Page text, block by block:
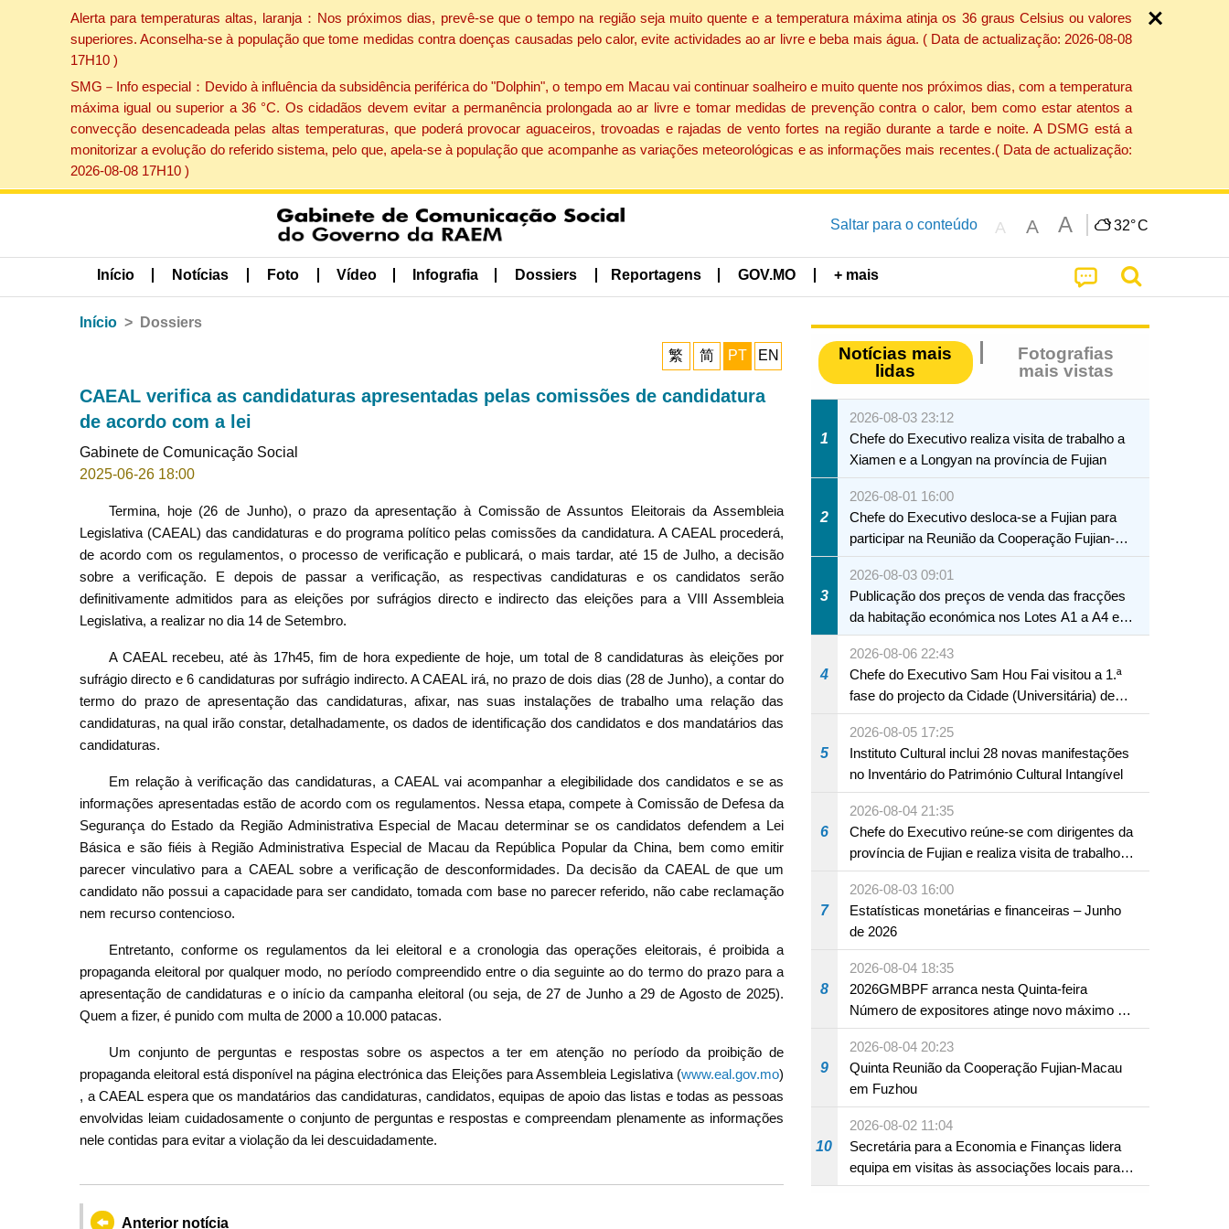
Alerta para temperaturas altas, laranja：Nos próximos dias, prevê-se que o tempo na região seja muito quente e a temperatura máxima atinja os 36 graus Celsius ou valores
superiores. Aconselha-se à população que tome medidas contra doenças causadas pelo calor, evite actividades ao ar livre e beba mais água. ( Data de actualização: 2026-08-08
17H10 )
SMG－Info especial：Devido à influência da subsidência periférica do "Dolphin", o tempo em Macau vai continuar soalheiro e muito quente nos próximos dias, com a temperatura
máxima igual ou superior a 36 °C. Os cidadãos devem evitar a permanência prolongada ao ar livre e tomar medidas de prevenção contra o calor, bem como estar atentos a
convecção desencadeada pelas altas temperaturas, que poderá provocar aguaceiros, trovoadas e rajadas de vento fortes na região durante a tarde e noite. A DSMG está a
monitorizar a evolução do referido sistema, pelo que, apela-se à população que acompanhe as variações meteorológicas e as informações mais recentes.( Data de actualização:
2026-08-08 17H10 )
Saltar para o conteúdo A A A 32°C
Início Notícias Foto Vídeo Infografia Dossiers Reportagens GOV.MO + mais
Início Dossiers
繁 简 PT EN
CAEAL verifica as candidaturas apresentadas pelas comissões de candidatura
de acordo com a lei
Gabinete de Comunicação Social
2025-06-26 18:00
Termina, hoje (26 de Junho), o prazo da apresentação à Comissão de Assuntos Eleitorais da Assembleia
Legislativa (CAEAL) das candidaturas e do programa político pelas comissões da candidatura. A CAEAL procederá,
de acordo com os regulamentos, o processo de verificação e publicará, o mais tardar, até 15 de Julho, a decisão
sobre a verificação. E depois de passar a verificação, as respectivas candidaturas e os candidatos serão
definitivamente admitidos para as eleições por sufrágios directo e indirecto das eleições para a VIII Assembleia
Legislativa, a realizar no dia 14 de Setembro.
A CAEAL recebeu, até às 17h45, fim de hora expediente de hoje, um total de 8 candidaturas às eleições por
sufrágio directo e 6 candidaturas por sufrágio indirecto. A CAEAL irá, no prazo de dois dias (28 de Junho), a contar do
termo do prazo de apresentação das candidaturas, afixar, nas suas instalações de trabalho uma relação das
candidaturas, na qual irão constar, detalhadamente, os dados de identificação dos candidatos e dos mandatários das
candidaturas.
Em relação à verificação das candidaturas, a CAEAL vai acompanhar a elegibilidade dos candidatos e se as
informações apresentadas estão de acordo com os regulamentos. Nessa etapa, compete à Comissão de Defesa da
Segurança do Estado da Região Administrativa Especial de Macau determinar se os candidatos defendem a Lei
Básica e são fiéis à Região Administrativa Especial de Macau da República Popular da China, bem como emitir
parecer vinculativo para a CAEAL sobre a verificação de desconformidades. Da decisão da CAEAL de que um
candidato não possui a capacidade para ser candidato, tomada com base no parecer referido, não cabe reclamação
nem recurso contencioso.
Entretanto, conforme os regulamentos da lei eleitoral e a cronologia das operações eleitorais, é proibida a
propaganda eleitoral por qualquer modo, no período compreendido entre o dia seguinte ao do termo do prazo para a
apresentação de candidaturas e o início da campanha eleitoral (ou seja, de 27 de Junho a 29 de Agosto de 2025).
Quem a fizer, é punido com multa de 2000 a 10.000 patacas.
Um conjunto de perguntas e respostas sobre os aspectos a ter em atenção no período da proibição de
propaganda eleitoral está disponível na página electrónica das Eleições para Assembleia Legislativa (www.eal.gov.mo)
, a CAEAL espera que os mandatários das candidaturas, candidatos, equipas de apoio das listas e todas as pessoas
envolvidas leiam cuidadosamente o conjunto de perguntas e respostas e compreendam plenamente as informações
nele contidas para evitar a violação da lei descuidadamente.
Anterior notícia
Notícias mais
lidas
Fotografias
mais vistas
1
2026-08-03 23:12
Chefe do Executivo realiza visita de trabalho a
Xiamen e a Longyan na província de Fujian
2
2026-08-01 16:00
Chefe do Executivo desloca-se a Fujian para
participar na Reunião da Cooperação Fujian-
Macau
3
2026-08-03 09:01
Publicação dos preços de venda das fracções
da habitação económica nos Lotes A1 a A4 e
A12 da Zona A dos Novos Aterros
4
2026-08-06 22:43
Chefe do Executivo Sam Hou Fai visitou a 1.ª
fase do projecto da Cidade (Universitária) de
Educação Internacional de Macau e Hengqin
5
2026-08-05 17:25
Instituto Cultural inclui 28 novas manifestações
no Inventário do Património Cultural Intangível
6
2026-08-04 21:35
Chefe do Executivo reúne-se com dirigentes da
província de Fujian e realiza visita de trabalho
em Fuzhou
7
2026-08-03 16:00
Estatísticas monetárias e financeiras – Junho
de 2026
8
2026-08-04 18:35
2026GMBPF arranca nesta Quinta-feira
Número de expositores atinge novo máximo em
18 anos
9
2026-08-04 20:23
Quinta Reunião da Cooperação Fujian-Macau
em Fuzhou
10
2026-08-02 11:04
Secretária para a Economia e Finanças lidera
equipa em visitas às associações locais para
consolidar consensos e promover os trabalhos